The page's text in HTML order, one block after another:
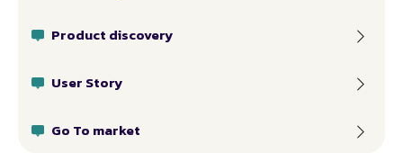
Product discovery
User Story
Go To market